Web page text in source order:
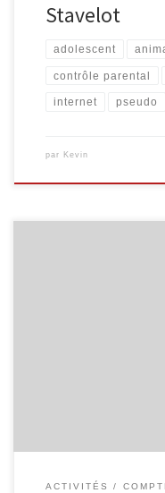
Stavelot
adolescent
contrôle parental
internet pseudo
par Kevin
ACTIVITÉS